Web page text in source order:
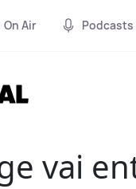
On Air Podcasts
vai